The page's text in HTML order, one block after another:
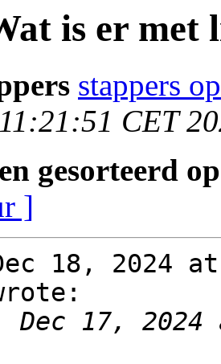
is er met
stappers
CET
gesorteerd
]
18, 2024
Dec 17, 2024